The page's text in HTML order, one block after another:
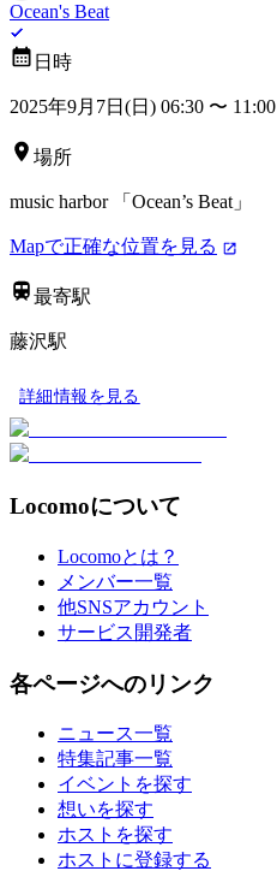
Ocean's Beat
日時
2025年9月7日(日) 06:30 〜 11:00
場所
music harbor 「Ocean’s Beat」
Mapで正確な位置を見る
最寄駅
藤沢駅
詳細情報を見る
Locomoについて
Locomoとは？
メンバー一覧
他SNSアカウント
サービス開発者
各ページへのリンク
ニュース一覧
特集記事一覧
イベントを探す
想いを探す
ホストを探す
ホストに登録する